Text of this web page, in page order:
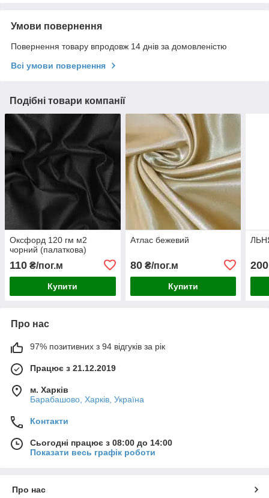
Умови повернення
Повернення товару впродовж 14 днів за домовленістю
Всі умови повернення
Подібні товари компанії
Оксфорд 120 гм м2
чорний (палаткова)
110 ₴/пог.м
Купити
Атлас бежевий
80₴/пог.м
Купити
200
Про нас
97% позитивних з 94 відгуків за рік
Працює з 21.12.2019
м. Харків
Барабашово, Харків, Україна
Контакти
Сьогодні працює з 08:00 до 14:00
Показати весь графік роботи
Про нас